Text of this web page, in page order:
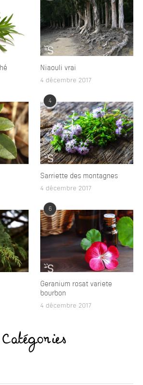
Niaouli vrai
4 décembre 2017
4
Sarriette des montagnes
4 décembre 2017
6
Geranium rosat variete
bourbon
4 décembre 2017
Catégories